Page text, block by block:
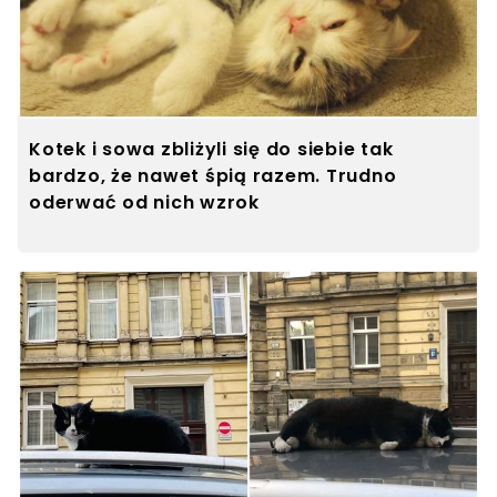
Kotek i sowa zbliżyli się do siebie tak
bardzo, że nawet śpią razem. Trudno
oderwać od nich wzrok